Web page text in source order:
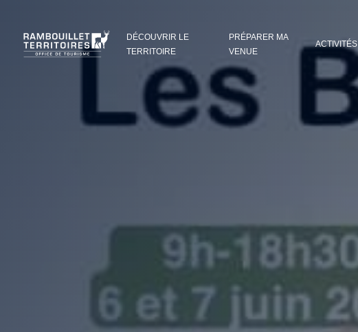
DÉCOUVRIR LE
TERRITOIRE
PRÉPARER MA
VENUE
ACTIVITÉS